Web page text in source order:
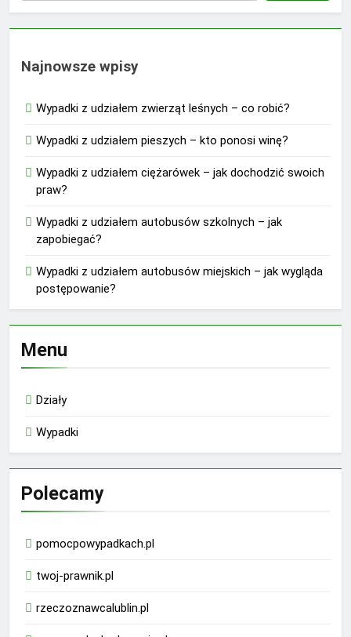
Najnowsze wpisy
Wypadki z udziałem zwierząt leśnych – co robić?
Wypadki z udziałem pieszych – kto ponosi winę?
Wypadki z udziałem ciężarówek – jak dochodzić swoich
praw?
Wypadki z udziałem autobusów szkolnych – jak
zapobiegać?
Wypadki z udziałem autobusów miejskich – jak wygląda
postępowanie?
Menu
Działy
Wypadki
Polecamy
pomocpowypadkach.pl
twoj-prawnik.pl
rzeczoznawcalublin.pl